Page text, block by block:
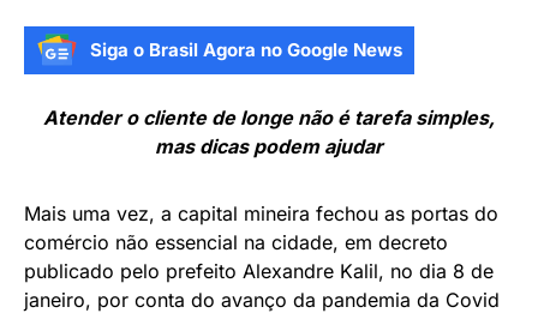
Siga o Brasil Agora no Google News
Atender o cliente de longe não é tarefa simples,
mas dicas podem ajudar
Mais uma vez, a capital mineira fechou as portas do
comércio não essencial na cidade, em decreto
publicado pelo prefeito Alexandre Kalil, no dia 8 de
janeiro, por conta do avanço da pandemia da Covid